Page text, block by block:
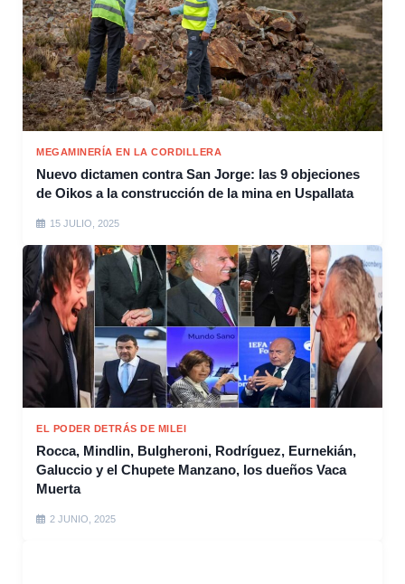
MEGAMINERÍA EN LA CORDILLERA
Nuevo dictamen contra San Jorge: las 9 objeciones
de Oikos a la construcción de la mina en Uspallata
15 JULIO, 2025
EL PODER DETRÁS DE MILEI
Rocca, Mindlin, Bulgheroni, Rodríguez, Eurnekián,
Galuccio y el Chupete Manzano, los dueños Vaca
Muerta
2 JUNIO, 2025